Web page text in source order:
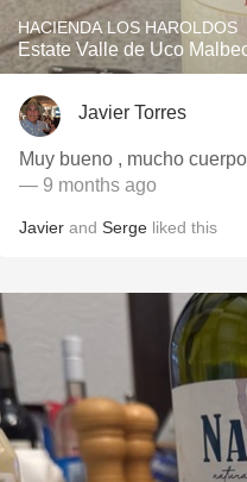
HACIENDA LOS HAROLDOS
Estate Valle de Uco
Javier Torres
Muy bueno , mucho cuerpo
— 9 months ago
Javier and Serge liked this